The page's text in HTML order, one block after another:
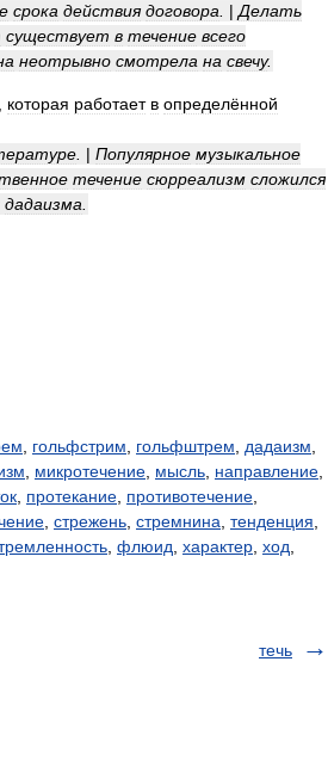
срока действия договора | Делать
существует в течение всего
неотрывно смотрела на свечу.
которая работает в определённой
| Популярное музыкальное
течение сюрреализм сложился
дадаизма
гольфстрим гольфштрем дадаизм
микротечение мысль направление
протекание противотечение
стрежень стремнина тенденция
флюид характер ход
течь